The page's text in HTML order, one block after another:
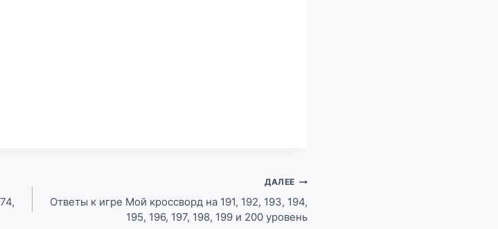
ДАЛЕЕ
Ответы к игре Мой кроссворд на 191, 192, 193, 194,
195, 196, 197, 198, 199 и 200 уровень